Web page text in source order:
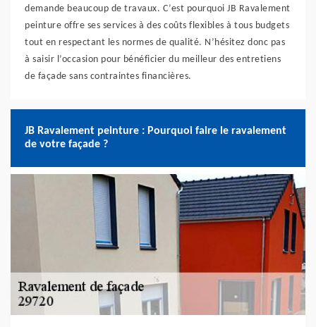
demande beaucoup de travaux. C’est pourquoi JB Ravalement
peinture offre ses services à des coûts flexibles à tous budgets
tout en respectant les normes de qualité. N’hésitez donc pas
à saisir l’occasion pour bénéficier du meilleur des entretiens
de façade sans contraintes financières.
JB Ravalement peinture : Pourquoi faire le ravalement
de votre façade ?